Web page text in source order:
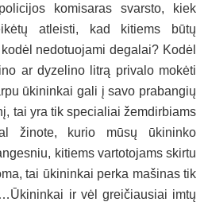
komisaras svarsto, kiek
atleisti, kad kitiems būtų
nedotuojami degalai? Kodėl
ar dyzelino litrą privalo mokėti
ūkininkai gali į savo prabangių
tai yra tik specialiai žemdirbiams
žinote, kurio mūsų ūkininko
kitiems vartotojams skirtu
tai ūkininkai perka mašinas tik
ir vėl greičiausiai imtų